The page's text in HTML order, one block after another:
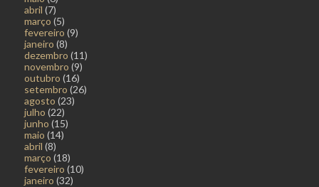
abril (7)
março (5)
fevereiro (9)
janeiro (8)
dezembro (11)
novembro (9)
outubro (16)
setembro (26)
agosto (23)
julho (22)
junho (15)
maio (14)
abril (8)
março (18)
fevereiro (10)
janeiro (32)